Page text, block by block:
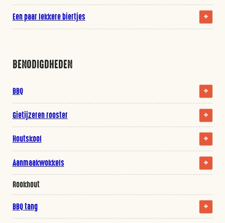
Een paar lekkere biertjes
BENODIGDHEDEN
BBQ
Gietijzeren rooster
Houtskool
Aanmaakwokkels
Rookhout
BBQ tang